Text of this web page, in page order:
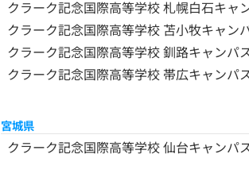
クラーク記念国際高等学校 札幌白石キャ
クラーク記念国際高等学校 苫小牧キャン
クラーク記念国際高等学校 釧路キャンパ
クラーク記念国際高等学校 帯広キャンパ
宮城県
クラーク記念国際高等学校 仙台キャンパ